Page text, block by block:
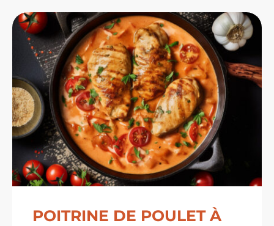
à
33,99 $
POITRINE DE POULET À